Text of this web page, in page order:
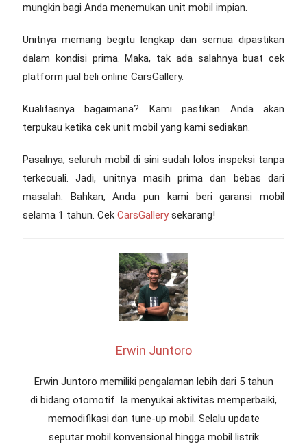
mungkin bagi Anda menemukan unit mobil impian.
Unitnya memang begitu lengkap dan semua dipastikan
dalam kondisi prima. Maka, tak ada salahnya buat cek
platform jual beli online CarsGallery.
Kualitasnya bagaimana? Kami pastikan Anda akan
terpukau ketika cek unit mobil yang kami sediakan.
Pasalnya, seluruh mobil di sini sudah lolos inspeksi tanpa
terkecuali. Jadi, unitnya masih prima dan bebas dari
masalah. Bahkan, Anda pun kami beri garansi mobil
selama 1 tahun. Cek CarsGallerysekarang!
Erwin Juntoro
Erwin Juntoro memiliki pengalaman lebih dari 5 tahun
di bidang otomotif. Ia menyukai aktivitas memperbaiki,
memodifikasi dan tune-up mobil. Selalu update
seputar mobil konvensional hingga mobil listrik